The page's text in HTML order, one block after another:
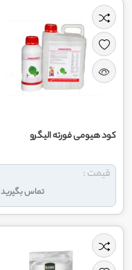
کود هیومی فورته الیگرو
تماس بگیرید
قیمت :